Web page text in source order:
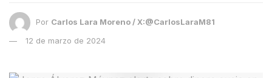
Por Carlos Lara Moreno / X:@CarlosLaraM81
12 de marzo de 2024